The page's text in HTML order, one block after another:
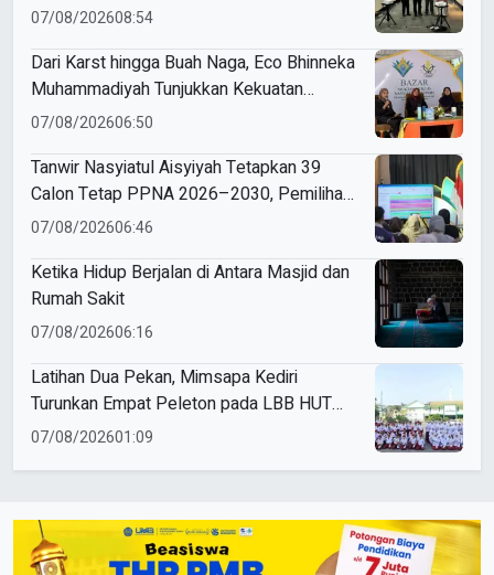
07/08/202608:54
Dari Karst hingga Buah Naga, Eco Bhinneka
Muhammadiyah Tunjukkan Kekuatan
Potensi Lokal di Muktamar Nasyiatul
07/08/202606:50
Tanwir Nasyiatul Aisyiyah Tetapkan 39
Calon Tetap PPNA 2026–2030, Pemilihan
Gunakan Sistem E-Voting
07/08/202606:46
Ketika Hidup Berjalan di Antara Masjid dan
Rumah Sakit
07/08/202606:16
Latihan Dua Pekan, Mimsapa Kediri
Turunkan Empat Peleton pada LBB HUT
Ke-81 RI Kecamatan Pare
07/08/202601:09